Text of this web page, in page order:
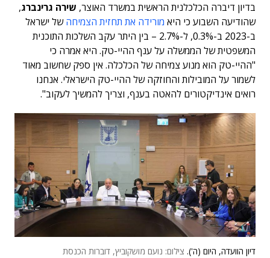
בדיון דיברה הכלכלנית הראשית במשרד האוצר, שירה גרינברג,
שהודיעה השבוע כי היא מורידה את תחזית הצמיחהשל ישראל
ב-2023 ב-0.3%, ל-2.7% – בין היתר עקב השלכות התוכנית
המשפטית של הממשלה על ענף ההיי-טק. היא אמרה כי
"ההיי-טק הוא מנוע צמיחה של הכלכלה. אין ספק שחשוב מאוד
לשמור על המובילות והחוזקה של ההיי-טק הישראלי. אנחנו
רואים אינדיקטורים להאטה בענף, וצריך להמשיך לעקוב".
דיון הוועדה, היום (ה'). צילום: נועם מושקוביץ, דוברות הכנסת